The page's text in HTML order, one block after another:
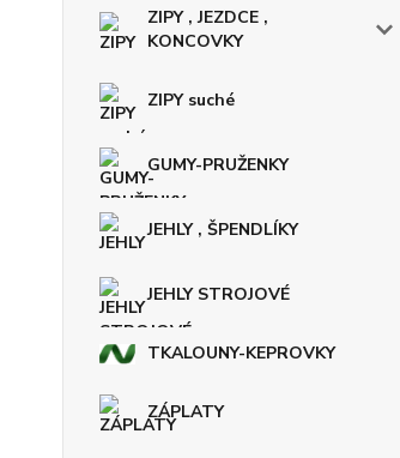
ZIPY , JEZDCE ,
KONCOVKY
ZIPY suché
GUMY-PRUŽENKY
JEHLY , ŠPENDLÍKY
JEHLY STROJOVÉ
TKALOUNY-KEPROVKY
ZÁPLATY